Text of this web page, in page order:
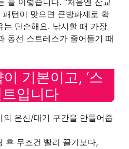
턴이 맞으면 큰방파제로 확
는 단순해요. 낚시할 때 가장
동선 스트레스가 줄어들기 때
기본이고, ‘스
트입니다
의 은신/대기 구간을 만들어줍
후 무조건 빨리 끌기보다,